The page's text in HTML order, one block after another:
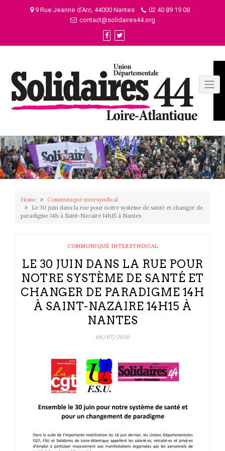
9 Rue Jeanne d'Arc, 44000 Nantes
02 40 89 19 08
contact@solidaires44.org
Home
Communiqué intersyndical
Le 30 juin dans la rue pour notre système de santé et changer de
paradigme 14h à Saint-Nazaire 14h15 à Nantes
COMMUNIQUÉ INTERSYNDICAL
LE 30 JUIN DANS LA RUE POUR
NOTRE SYSTÈME DE SANTÉ ET
CHANGER DE PARADIGME 14H
À SAINT-NAZAIRE 14H15 À
NANTES
08/07/2020